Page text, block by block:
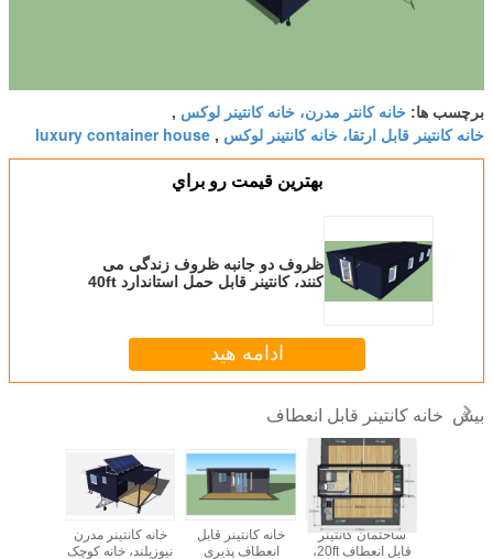
برچسب ها: خانه کانتر مدرن، خانه کانتینر لوکس ,
خانه کانتینر قابل ارتقا، خانه کانتینر لوکس ,
luxury container house
بهترين قيمت رو براي
ظروف دو جانبه ظروف زندگی می
کنند، کانتینر قابل حمل استاندارد 40ft
ادامه هید
بیش خانه کانتینر قابل انعطاف
خانه کانتینر مدرن
نیوزیلند، خانه کوچک
خانه کانتینر قابل
انعطاف پذیری
ساختمان کانتینر
قابل انعطاف 20ft،